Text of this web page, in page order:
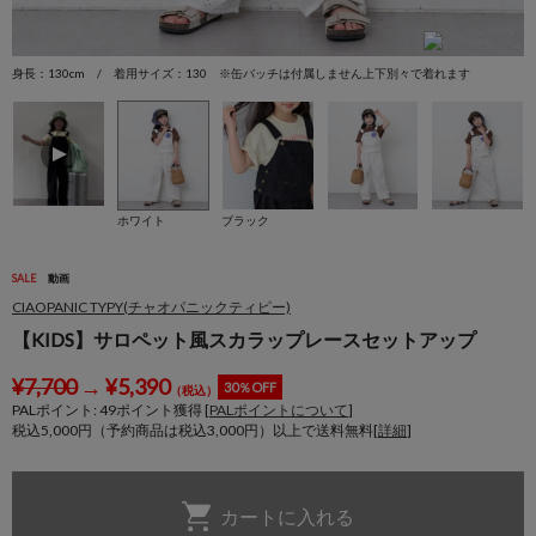
身長：130cm / 着用サイズ：130 ※缶バッチは付属しません上下別々で着れます
ホワイト ブラック
SALE 動画
CIAOPANIC TYPY(チャオパニックティピー)
【KIDS】サロペット風スカラップレースセットアップ
¥7,700→ ¥5,390（税込） 30％OFF
PALポイント: 49ポイント獲得 [PALポイントについて]
税込5,000円（予約商品は税込3,000円）以上で送料無料[詳細]